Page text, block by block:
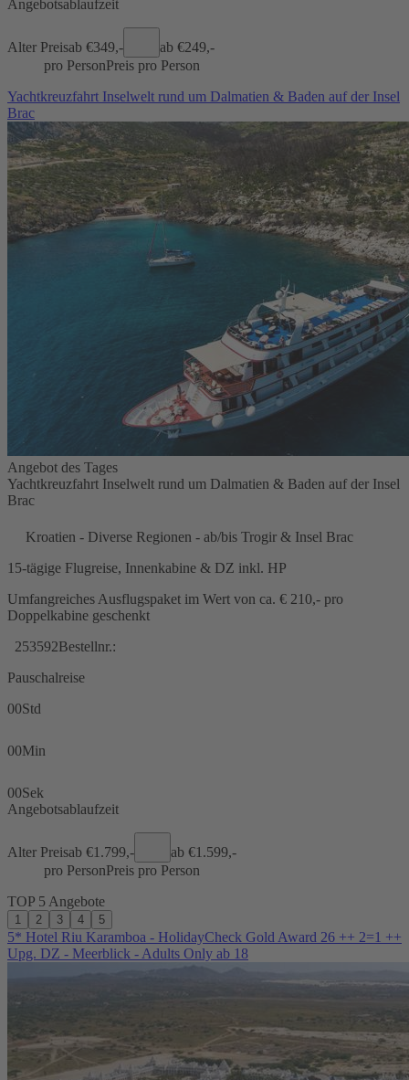
Angebotsablaufzeit
Alter Preisab €349,- ab €249,-
pro PersonPreis pro Person
Yachtkreuzfahrt Inselwelt rund um Dalmatien & Baden auf der Insel
Brac
Angebot des Tages
Yachtkreuzfahrt Inselwelt rund um Dalmatien & Baden auf der Insel
Brac
Kroatien - Diverse Regionen - ab/bis Trogir & Insel Brac
15-tägige Flugreise, Innenkabine & DZ inkl. HP
Umfangreiches Ausflugspaket im Wert von ca. € 210,- pro
Doppelkabine geschenkt
253592Bestellnr.:
Pauschalreise
00Std
00Min
00Sek
Angebotsablaufzeit
Alter Preisab €1.799,- ab €1.599,-
pro PersonPreis pro Person
TOP 5 Angebote
1 2 3 4 5
5* Hotel Riu Karamboa - HolidayCheck Gold Award 26 ++ 2=1 ++
Upg. DZ - Meerblick - Adults Only ab 18